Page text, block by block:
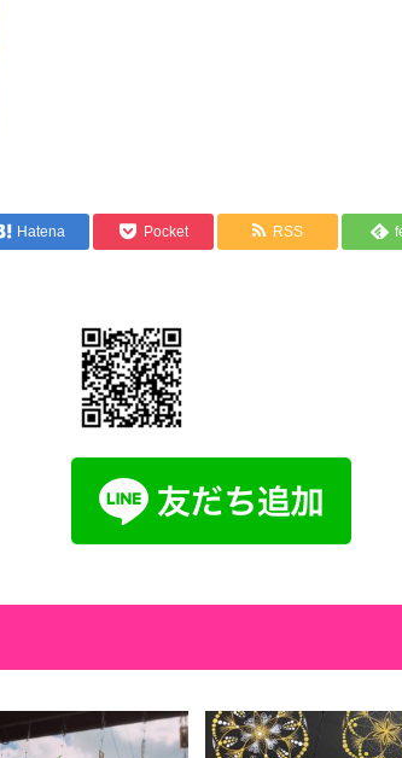
Hatena Pocket RSS